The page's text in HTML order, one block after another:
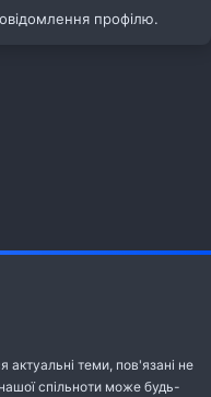
профілю.
актуальні теми, пов'язані не
спільноти може будь-